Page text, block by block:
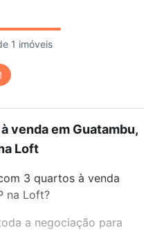
1 imóveis
venda em Guatambu,
Loft
3 quartos à venda
na Loft?
a negociação para